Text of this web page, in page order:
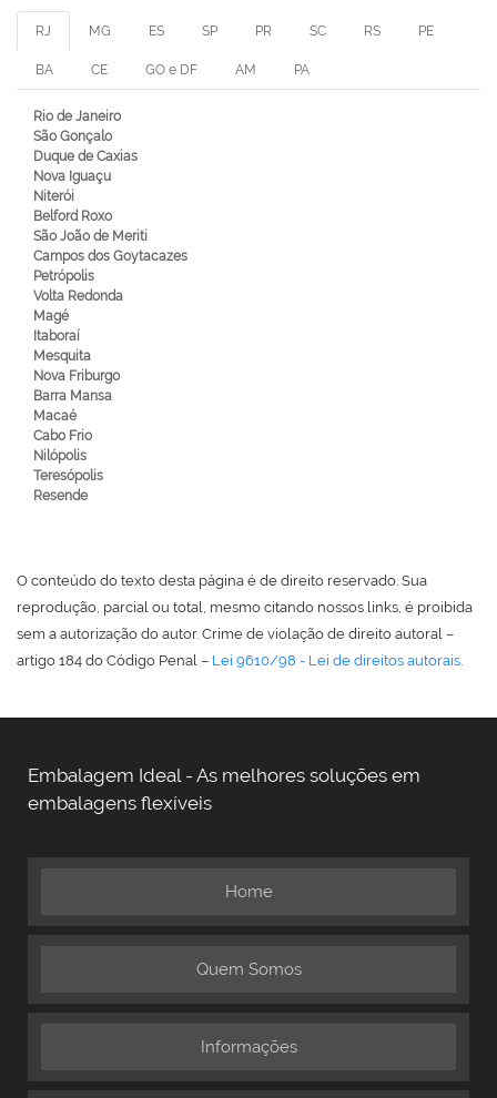
RJ MG ES SP PR SC RS PE
BA CE GO e DF AM PA
Rio de Janeiro
São Gonçalo
Duque de Caxias
Nova Iguaçu
Niterói
Belford Roxo
São João de Meriti
Campos dos Goytacazes
Petrópolis
Volta Redonda
Magé
Itaboraí
Mesquita
Nova Friburgo
Barra Mansa
Macaé
Cabo Frio
Nilópolis
Teresópolis
Resende
O conteúdo do texto desta página é de direito reservado. Sua
reprodução, parcial ou total, mesmo citando nossos links, é proibida
sem a autorização do autor. Crime de violação de direito autoral –
artigo 184 do Código Penal – Lei 9610/98 - Lei de direitos autorais.
Embalagem Ideal - As melhores soluções em
embalagens flexíveis
Home
Quem Somos
Informações